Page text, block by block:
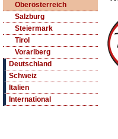
Oberösterreich
Salzburg
Steiermark
Tirol
Vorarlberg
Deutschland
Schweiz
Italien
International